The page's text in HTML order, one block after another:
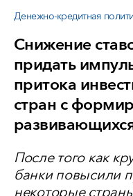
Денежно-кредитная
Снижение
придать
притока
стран с
После того как
банки повысили